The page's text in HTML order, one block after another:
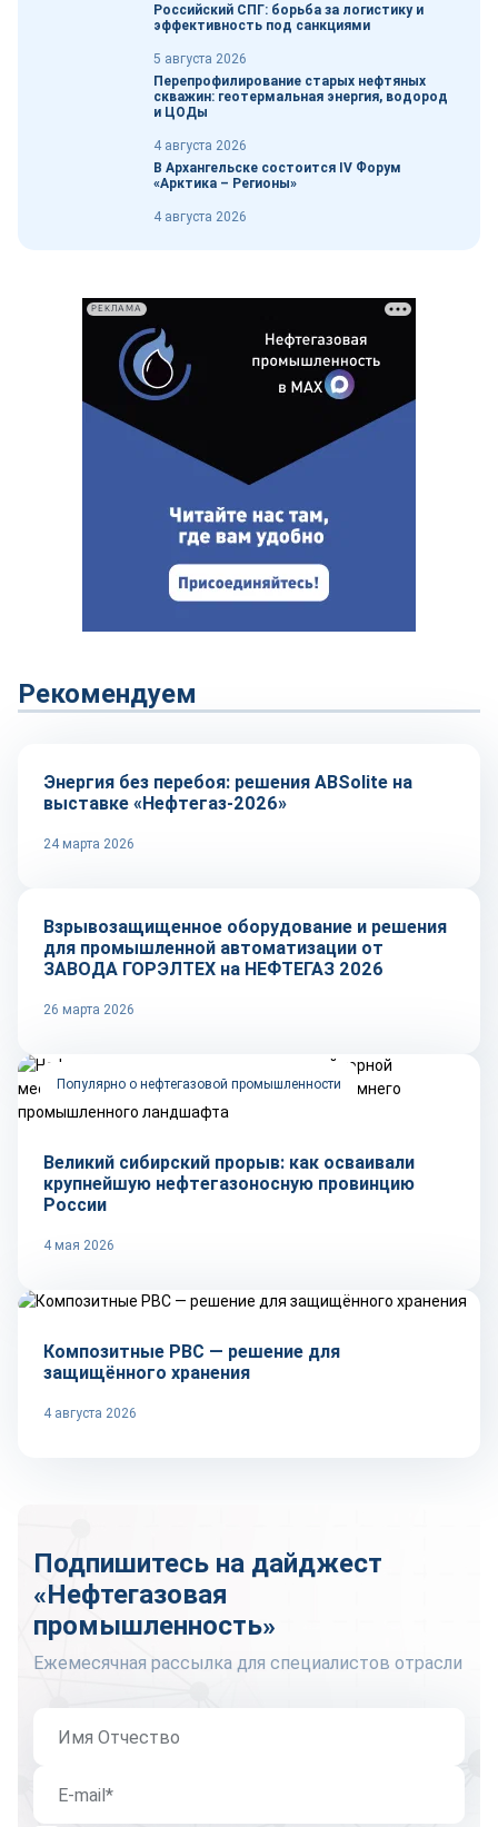
Российский СПГ: борьба за логистику и
эффективность под санкциями
5 августа 2026
Перепрофилирование старых нефтяных
скважин: геотермальная энергия, водород
и ЦОДы
4 августа 2026
В Архангельске состоится IV Форум
«Арктика – Регионы»
4 августа 2026
РЕКЛАМА
Рекомендуем
Репортаж
Энергия без перебоя: решения ABSolite на
выставке «Нефтегаз-2026»
24 марта 2026
Репортаж
Взрывозащищенное оборудование и решения
для промышленной автоматизации от
ЗАВОДА ГОРЭЛТЕХ на НЕФТЕГАЗ 2026
26 марта 2026
Популярно о нефтегазовой промышленности
Великий сибирский прорыв: как осваивали
крупнейшую нефтегазоносную провинцию
России
4 мая 2026
Композитные РВС — решение для
защищённого хранения
4 августа 2026
Подпишитесь на дайджест
«Нефтегазовая
промышленность»
Ежемесячная рассылка для специалистов отрасли